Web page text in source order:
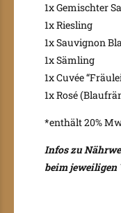
1x Gemischter
1x Riesling
1x Sauvignon
1x Sämling
1x Cuvée
1x Rosé
*enthält 20%
Infos zu
beim jeweiligen